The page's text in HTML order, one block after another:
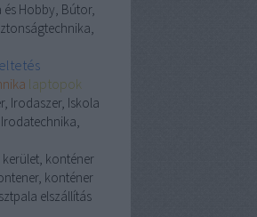
és Hobby, Bútor,
laptopok
Irodaszer, Iskola
kerület, konténer
konténer
elszállítás